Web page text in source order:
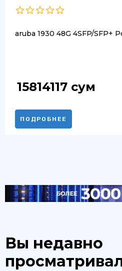
aruba 1930 48G 4SFP/SFP+
15814117 сум
ПОДРОБНЕЕ
Вы недавно